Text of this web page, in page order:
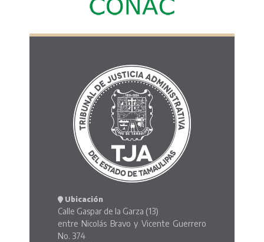
Ubicación
Calle Gaspar de la Garza (13)
entre Nicolás Bravo y Vicente Guerrero
No. 374